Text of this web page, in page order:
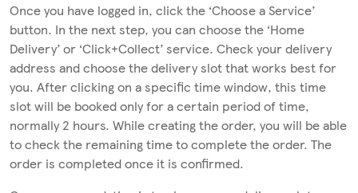
Once you have logged in, click the ‘Choose a Service’
button. In the next step, you can choose the ‘Home
Delivery’ or ‘Click+Collect’ service. Check your delivery
address and choose the delivery slot that works best for
you. After clicking on a specific time window, this time
slot will be booked only for a certain period of time,
normally 2 hours. While creating the order, you will be able
to check the remaining time to complete the order. The
order is completed once it is confirmed.